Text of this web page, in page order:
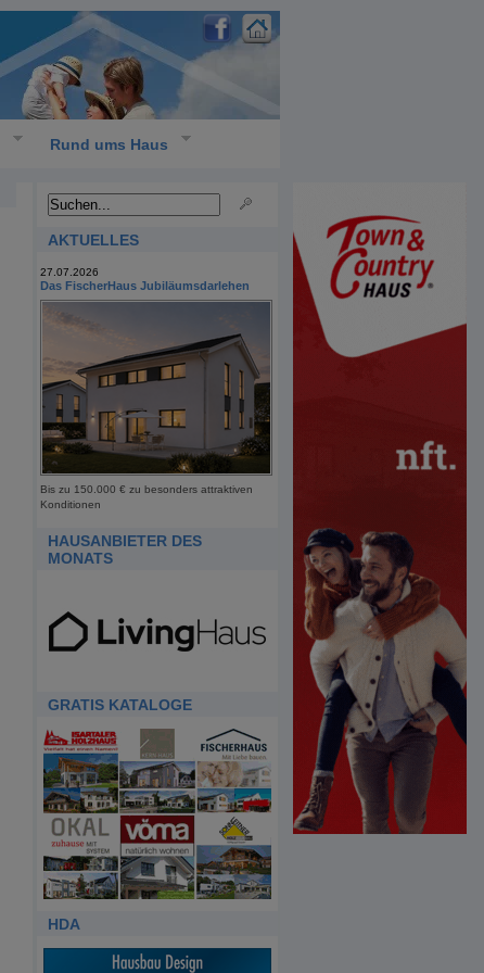
Rund ums Haus
AKTUELLES
27.07.2026
Das FischerHaus Jubiläumsdarlehen
Bis zu 150.000 € zu besonders attraktiven
Konditionen
HAUSANBIETER DES
MONATS
GRATIS KATALOGE
HDA